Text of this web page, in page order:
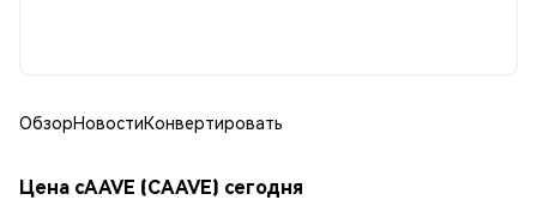
ОбзорНовостиКонвертировать
Цена cAAVE (CAAVE) сегодня